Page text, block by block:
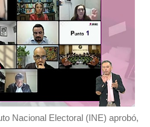
Nacional Electoral (INE) aprobó,